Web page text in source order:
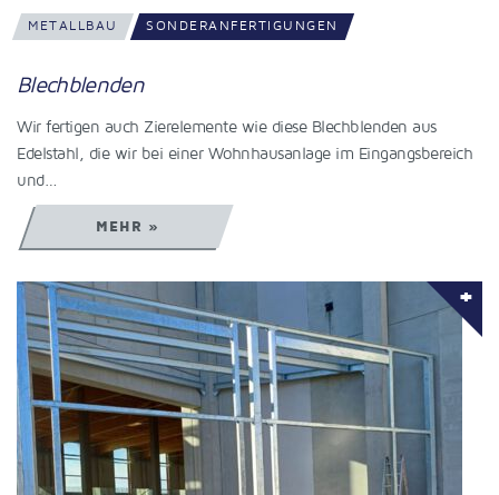
METALLBAU SONDERANFERTIGUNGEN
Blechblenden
Wir fertigen auch Zierelemente wie diese Blechblenden aus
Edelstahl, die wir bei einer Wohnhausanlage im Eingangsbereich
und…
MEHR »